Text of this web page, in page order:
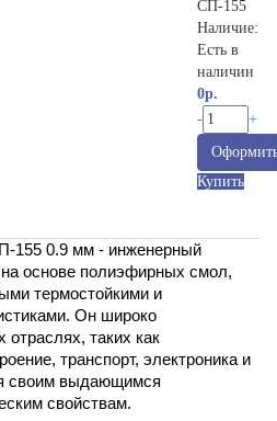
СП-155
Наличие:
Есть в
наличии
0р.
-
+
Купить
155 0.9 мм - инженерный
основе полиэфирных смол,
термостойкими и
Он широко
отраслях, таких как
транспорт, электроника и
своим выдающимся
свойствам.